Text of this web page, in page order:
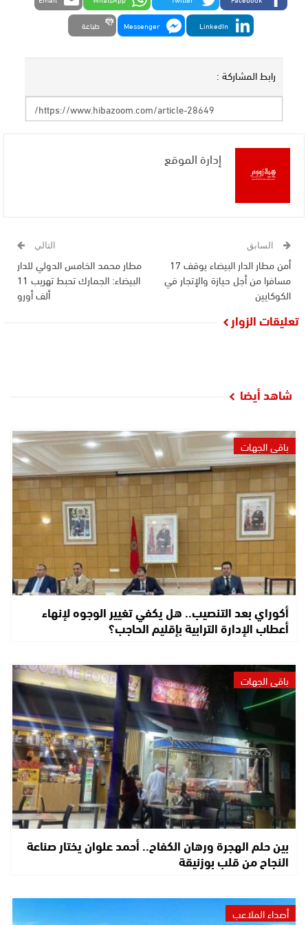
LinkedIn
Messenger طباعة
رابط المشاركة :
إدارة الموقع
السابق
أمن مطار الدار البيضاء يوقف 17
مسافرا من أجل حيازة والإتجار في
الكوكايين
التالي
مطار محمد الخامس الدولي للدار
البيضاء: الجمارك تحبط تهريب 11
ألف أورو
تعليقات الزوار
شاهد أيضا
باقي الجهات
أكوراي بعد التنصيب.. هل يكفي تغيير الوجوه لإنهاء
أعطاب الإدارة الترابية بإقليم الحاجب؟
باقي الجهات
بين حلم الهجرة ورهان الكفاح.. أحمد علوان يختار صناعة
النجاح من قلب بوزنيقة
أصداء الملاعب